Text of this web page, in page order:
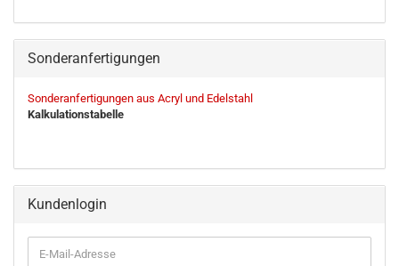
Sonderanfertigungen
Sonderanfertigungen aus Acryl und Edelstahl
Kalkulationstabelle
Kundenlogin